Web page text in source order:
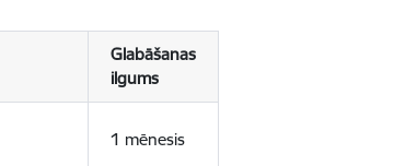
Glabāšanas
ilgums
1 mēnesis